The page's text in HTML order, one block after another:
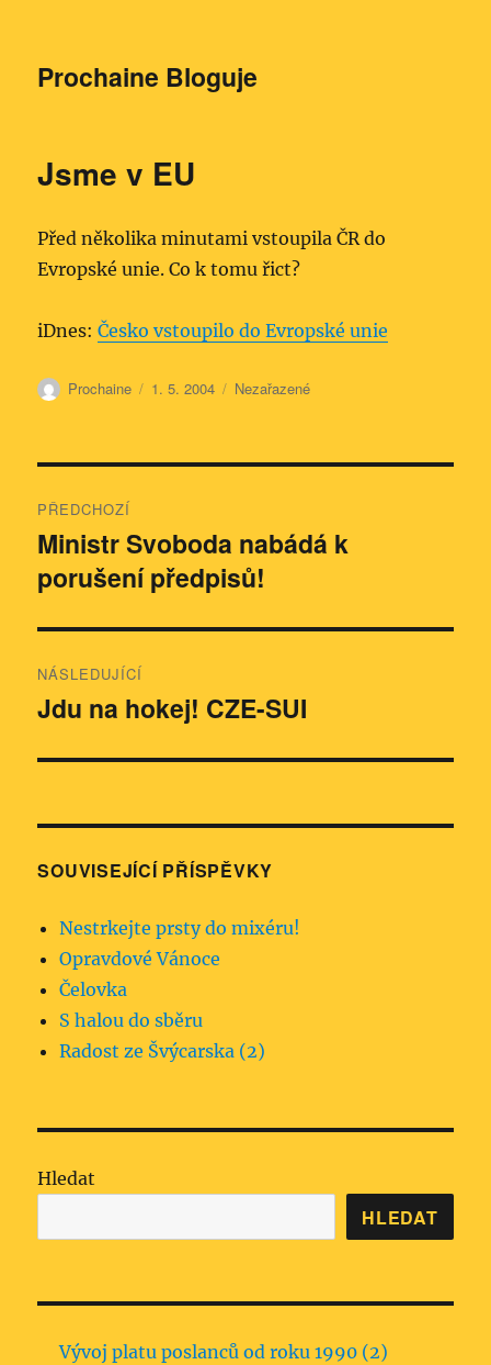
Prochaine Bloguje
Jsme v EU
Před několika minutami vstoupila ČR do
Evropské unie. Co k tomu řict?
iDnes:Česko vstoupilo do Evropské unie
Autor:
Prochaine Publikováno:
1. 5. 2004 Rubriky:
Nezařazené
pro
příspěvek
PŘEDCHOZÍ
Předchozí
příspěvek:
Ministr Svoboda nabádá k
porušení předpisů!
NÁSLEDUJÍCÍ
Následující
Jdu na hokej! CZE-SUI
SOUVISEJÍCÍ PŘÍSPĚVKY
Nestrkejte prsty do mixéru!
Opravdové Vánoce
Čelovka
S halou do sběru
Radost ze Švýcarska (2)
Hledat
HLEDAT
Vývoj platu poslanců od roku 1990 (2)